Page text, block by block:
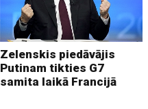
Zelenskis piedāvājis
Putinam tikties G7
samita laikā Francijā